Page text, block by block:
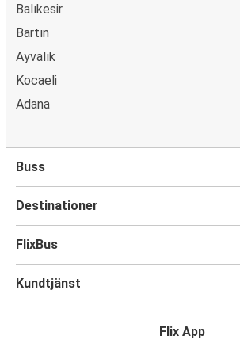
Balıkesir
Bartın
Ayvalık
Kocaeli
Adana
Buss
Destinationer
FlixBus
Kundtjänst
Flix App